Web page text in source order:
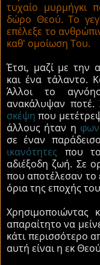
τυχαίο μυρμήγκι
δώρο Θεού. Το
επέλεξε το
καθ' ομοίωση Του.
Έτσι, μαζί με την
και ένα τάλαντο.
Άλλοι το
ανακάλυψαν ποτέ.
σκέψη που
άλλους ήταν η
σε έναν
ικανότητες που
αδιέξοδη ζωή. Σε
που αποτέλεσαν το
όρια της εποχής
Χρησιμοποιώντας
απαραίτητο να
κάτι περισσότερο
αυτή είναι η εκ